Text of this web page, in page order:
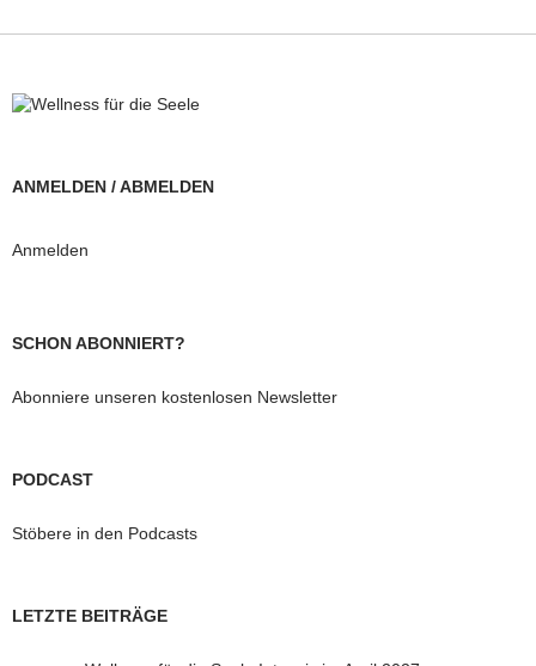
ANMELDEN / ABMELDEN
Anmelden
SCHON ABONNIERT?
Abonniere unseren kostenlosen Newsletter
PODCAST
Stöbere in den Podcasts
LETZTE BEITRÄGE